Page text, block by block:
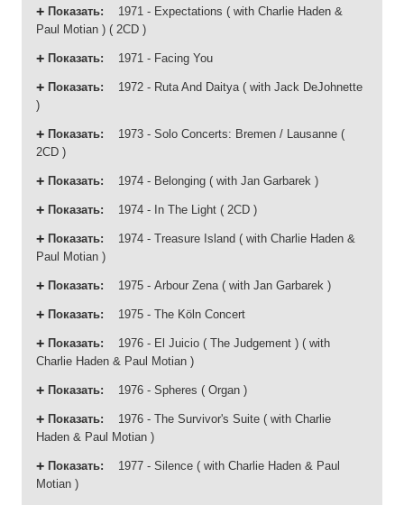
Показать:
1971 - Expectations ( with Charlie Haden &
Paul Motian ) ( 2CD )
Показать: 1971 - Facing You
Показать:
1972 - Ruta And Daitya ( with Jack DeJohnette
)
Показать:
1973 - Solo Concerts: Bremen / Lausanne (
2CD )
Показать: 1974 - Belonging ( with Jan Garbarek )
Показать: 1974 - In The Light ( 2CD )
Показать:
1974 - Treasure Island ( with Charlie Haden &
Paul Motian )
Показать: 1975 - Arbour Zena ( with Jan Garbarek )
Показать: 1975 - The Köln Concert
Показать:
1976 - El Juicio ( The Judgement ) ( with
Charlie Haden & Paul Motian )
Показать: 1976 - Spheres ( Organ )
Показать:
1976 - The Survivor's Suite ( with Charlie
Haden & Paul Motian )
Показать:
1977 - Silence ( with Charlie Haden & Paul
Motian )